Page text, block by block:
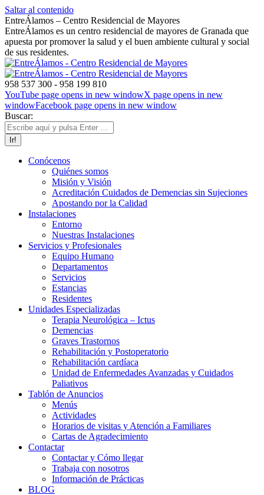
Saltar al contenido
EntreÁlamos – Centro Residencial de Mayores
EntreÁlamos es un centro residencial de mayores de Granada que
apuesta por promover la salud y el buen ambiente cultural y social
de sus residentes.
958 537 300 - 958 199 810
YouTube page opens in new windowX page opens in new
windowFacebook page opens in new window
Buscar:
Conócenos
Quiénes somos
Misión y Visión
Acreditación Cuidados de Demencias sin Sujeciones
Apostando por la Calidad
Instalaciones
Entorno
Nuestras Instalaciones
Servicios y Profesionales
Equipo Humano
Departamentos
Servicios
Estancias
Residentes
Unidades Especializadas
Terapia Neurológica – Ictus
Demencias
Graves Trastornos
Rehabilitación y Postoperatorio
Rehabilitación cardíaca
Unidad de Enfermedades Avanzadas y Cuidados
Paliativos
Tablón de Anuncios
Menús
Actividades
Horarios de visitas y Atención a Familiares
Cartas de Agradecimiento
Contactar
Contactar y Cómo llegar
Trabaja con nosotros
Información de Prácticas
BLOG